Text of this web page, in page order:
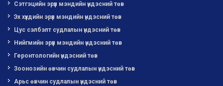
Сэтгэцийн эрүүл мэндийн үндэсний төв
Эх хүүхдийн эрүүл мэндийн үндэсний төв
Цус сэлбэлт судлалын үндэсний төв
Нийгмийн эрүүл мэндийн үндэсний төв
Геронтологийн үндэсний төв
Зоонозийн өвчин судлалын үндэсний төв
Арьс өвчин судлалын үндэсний төв